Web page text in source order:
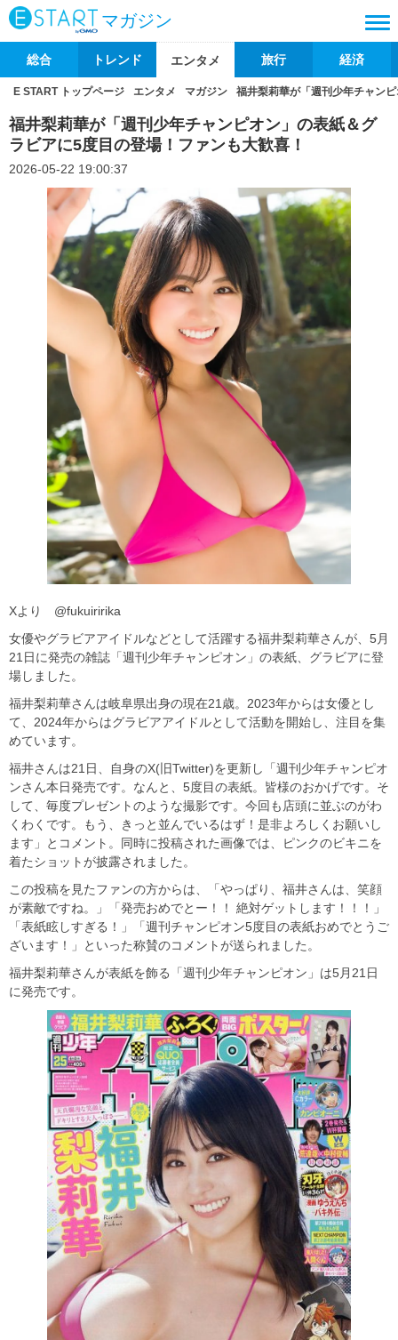
マガジン
総合 トレンド エンタメ 旅行 経済
E START トップページ エンタメ マガジン 福井梨莉華が「週刊少年チャン
福井梨莉華が「週刊少年チャンピオン」の表紙＆グ
ラビアに5度目の登場！ファンも大歓喜！
2026-05-22 19:00:37
Xより @fukuiririka
女優やグラビアアイドルなどとして活躍する福井梨莉華さんが、5月
21日に発売の雑誌「週刊少年チャンピオン」の表紙、グラビアに登
場しました。
福井梨莉華さんは岐阜県出身の現在21歳。2023年からは女優とし
て、2024年からはグラビアアイドルとして活動を開始し、注目を集
めています。
福井さんは21日、自身のX(旧Twitter)を更新し「週刊少年チャンピオ
ンさん本日発売です。なんと、5度目の表紙。皆様のおかげです。そ
して、毎度プレゼントのような撮影です。今回も店頭に並ぶのがわ
くわくです。もう、きっと並んでいるはず！是非よろしくお願いし
ます」とコメント。同時に投稿された画像では、ピンクのビキニを
着たショットが披露されました。
この投稿を見たファンの方からは、「やっぱり、福井さんは、笑顔
が素敵ですね。」「発売おめでとー！！ 絶対ゲットします！！！」
「表紙眩しすぎる！」「週刊チャンピオン5度目の表紙おめでとうご
ざいます！」といった称賛のコメントが送られました。
福井梨莉華さんが表紙を飾る「週刊少年チャンピオン」は5月21日
に発売です。